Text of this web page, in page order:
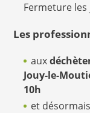
Fermeture
Les
aux
Jouy-le-
10h
et